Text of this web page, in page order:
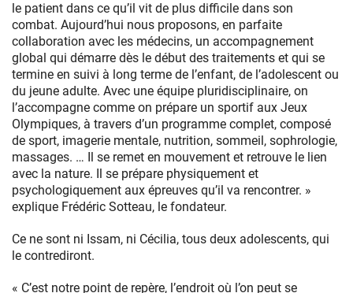
le patient dans ce qu’il vit de plus difficile dans son
combat. Aujourd’hui nous proposons, en parfaite
collaboration avec les médecins, un accompagnement
global qui démarre dès le début des traitements et qui se
termine en suivi à long terme de l’enfant, de l’adolescent ou
du jeune adulte. Avec une équipe pluridisciplinaire, on
l’accompagne comme on prépare un sportif aux Jeux
Olympiques, à travers d’un programme complet, composé
de sport, imagerie mentale, nutrition, sommeil, sophrologie,
massages. … Il se remet en mouvement et retrouve le lien
avec la nature. Il se prépare physiquement et
psychologiquement aux épreuves qu’il va rencontrer. »
explique Frédéric Sotteau, le fondateur.
Ce ne sont ni Issam, ni Cécilia, tous deux adolescents, qui
le contrediront.
« C’est notre point de repère, l’endroit où l’on peut se